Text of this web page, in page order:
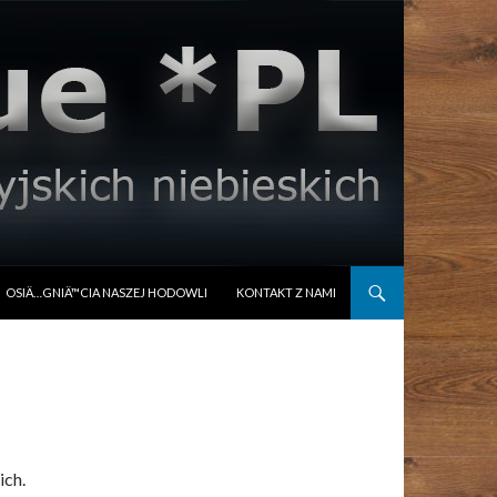
OSIÄ…GNIÄ™CIA NASZEJ HODOWLI KONTAKT Z NAMI